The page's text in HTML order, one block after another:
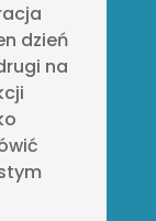
dzień
na